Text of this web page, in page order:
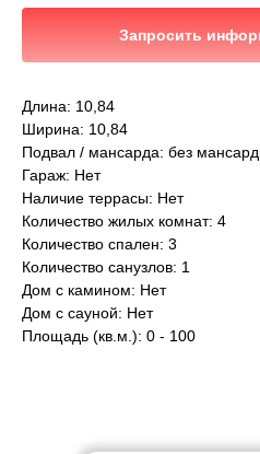
Запросить
Длина: 10,84
Ширина: 10,84
Подвал / мансарда: без
Гараж: Нет
Наличие террасы: Нет
Количество жилых комнат: 4
Количество спален: 3
Количество санузлов: 1
Дом с камином: Нет
Дом с сауной: Нет
Площадь (кв.м.): 0 - 100